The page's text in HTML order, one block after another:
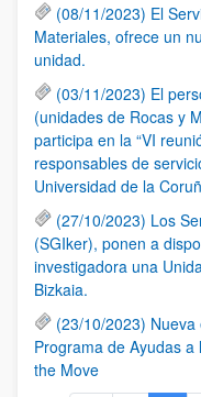
(08/11/2023) El
Materiales, ofrece un
unidad.
(03/11/2023) El
(unidades de Rocas y
participa en la “VI
responsables de
Universidad de la
(27/10/2023) Los
(SGIker), ponen a
investigadora una
Bizkaia.
(23/10/2023)
Programa de Ayudas
the Move